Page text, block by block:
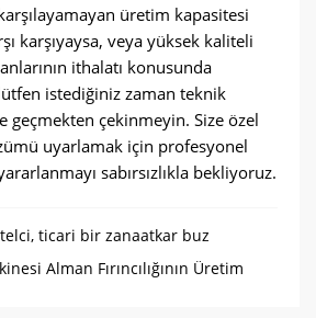
üretim kapasitesi
karşıyaysa, veya yüksek kaliteli
ithalatı konusunda
istediğiniz zaman teknik
geçmekten çekinmeyin. Size özel
uyarlamak için profesyonel
sabırsızlıkla bekliyoruz.
ticari bir zanaatkar buz
buz blok makinelerini nasıl
Alman Fırıncılığının Üretim